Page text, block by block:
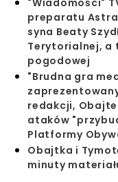
preparatu
syna Beaty
Terytorialnej, a
pogodowej
"Brudna gra
redakcji,
ataków
Platformy
Obajtka i
minuty